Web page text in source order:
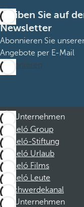
Bleiben Sie auf
Newsletter
Abonnieren Sie
Angebote per E-Mail
Abonnieren
Unternehmen
Barceló Group
Barceló-Stiftung
Barceló Urlaub
Barceló Films
Barceló Leute
Beschwerdekanal
Unternehmen